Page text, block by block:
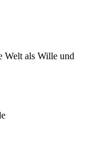
Welt als Wille und